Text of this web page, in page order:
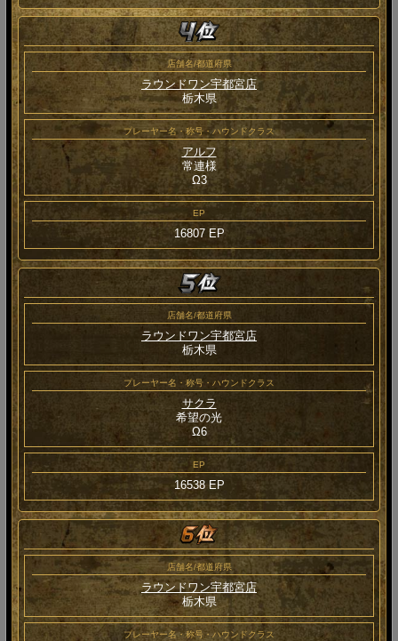
店舗名/都道府県
ラウンドワン宇都宮店
栃木県
プレーヤー名・称号・ハウンドクラス
アルフ
常連様
Ω3
EP
16807 EP
店舗名/都道府県
ラウンドワン宇都宮店
栃木県
プレーヤー名・称号・ハウンドクラス
サクラ
希望の光
Ω6
EP
16538 EP
店舗名/都道府県
ラウンドワン宇都宮店
栃木県
プレーヤー名・称号・ハウンドクラス